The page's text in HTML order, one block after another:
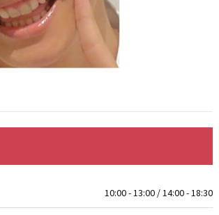
10:00 - 13:00 / 14:00 - 18:30